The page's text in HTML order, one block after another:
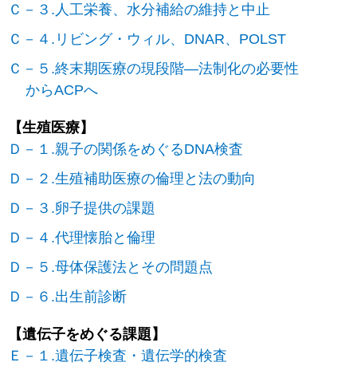
Ｃ－３.人工栄養、水分補給の維持と中止
Ｃ－４.リビング・ウィル、DNAR、POLST
Ｃ－５.終末期医療の現段階―法制化の必要性
からACPへ
【生殖医療】
Ｄ－１.親子の関係をめぐるDNA検査
Ｄ－２.生殖補助医療の倫理と法の動向
Ｄ－３.卵子提供の課題
Ｄ－４.代理懐胎と倫理
Ｄ－５.母体保護法とその問題点
Ｄ－６.出生前診断
【遺伝子をめぐる課題】
Ｅ－１.遺伝子検査・遺伝学的検査